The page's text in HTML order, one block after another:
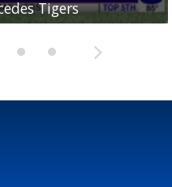
Tigers
Red Ants
RedskinsPace Vikings
Coyotes